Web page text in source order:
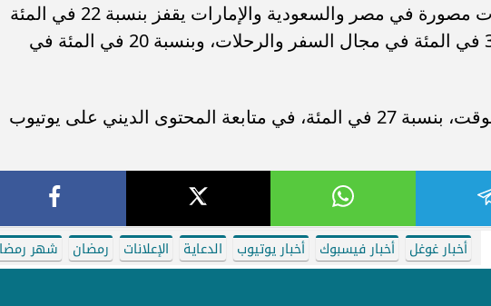
أنها تقول إن مشاهدة تسجيلات مصورة في مصر والسعودية والإمارات يقفز بنسبة 22 في المئة
في مجال الرياضة، وبنسبة 30 في المئة في مجال السفر والرحلات، وبنسبة 20 في المئة في
كما يقضي الناس مزيدا من الوقت، بنسبة 27 في المئة، في متابعة المحتوى الديني على يوتيوب
أخبار غوغل أخبار فيسبوك أخبار يوتيوب الدعاية الإعلانات رمضان شهر